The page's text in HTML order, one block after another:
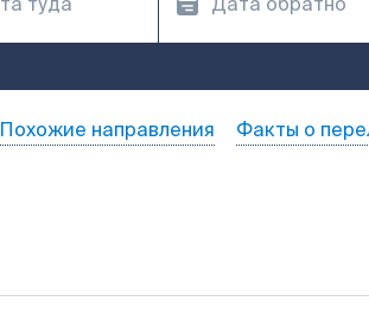
Похожие направления Факты о